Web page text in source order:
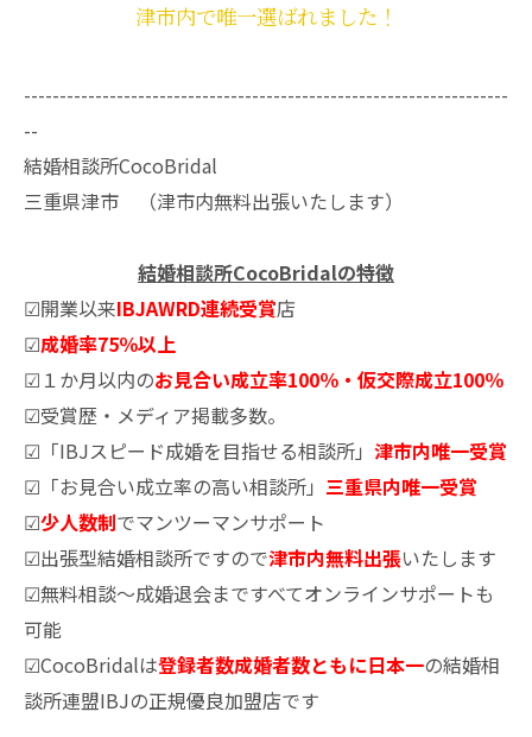
津市内で唯一選ばれました！
--------------------------------------------------------------------
--
結婚相談所CocoBridal
三重県津市 （津市内無料出張いたします）
結婚相談所CocoBridalの特徴
☑開業以来IBJAWRD連続受賞店
☑成婚率75％以上
☑１か月以内のお見合い成立率100％・仮交際成立100％
☑受賞歴・メディア掲載多数。
☑「IBJスピード成婚を目指せる相談所」 津市内唯一受賞
☑「お見合い成立率の高い相談所」 三重県内唯一受賞
☑少人数制でマンツーマンサポート
☑出張型結婚相談所ですので津市内無料出張いたします
☑無料相談～成婚退会まですべてオンラインサポートも
可能
☑CocoBridalは登録者数成婚者数ともに日本一の結婚相
談所連盟IBJの正規優良加盟店です